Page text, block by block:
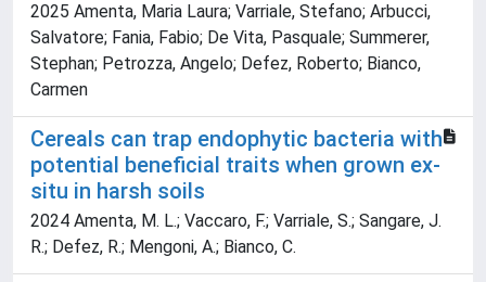
2025 Amenta, Maria Laura; Varriale, Stefano; Arbucci,
Salvatore; Fania, Fabio; De Vita, Pasquale; Summerer,
Stephan; Petrozza, Angelo; Defez, Roberto; Bianco,
Carmen
Cereals can trap endophytic bacteria with
potential beneficial traits when grown ex-
situ in harsh soils
2024 Amenta, M. L.; Vaccaro, F.; Varriale, S.; Sangare, J.
R.; Defez, R.; Mengoni, A.; Bianco, C.